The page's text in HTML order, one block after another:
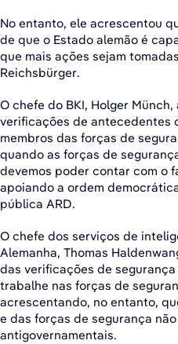
No entanto, ele acrescentou
de que o Estado alemão é
que mais ações sejam
Reichsbürger.
O chefe do BKI, Holger
verificações de antecedentes
membros das forças de
quando as forças de
devemos poder contar com o
apoiando a ordem
pública ARD.
O chefe dos serviços de
Alemanha, Thomas
das verificações de
trabalhe nas forças de
acrescentando, no entanto,
e das forças de segurança
antigovernamentais.